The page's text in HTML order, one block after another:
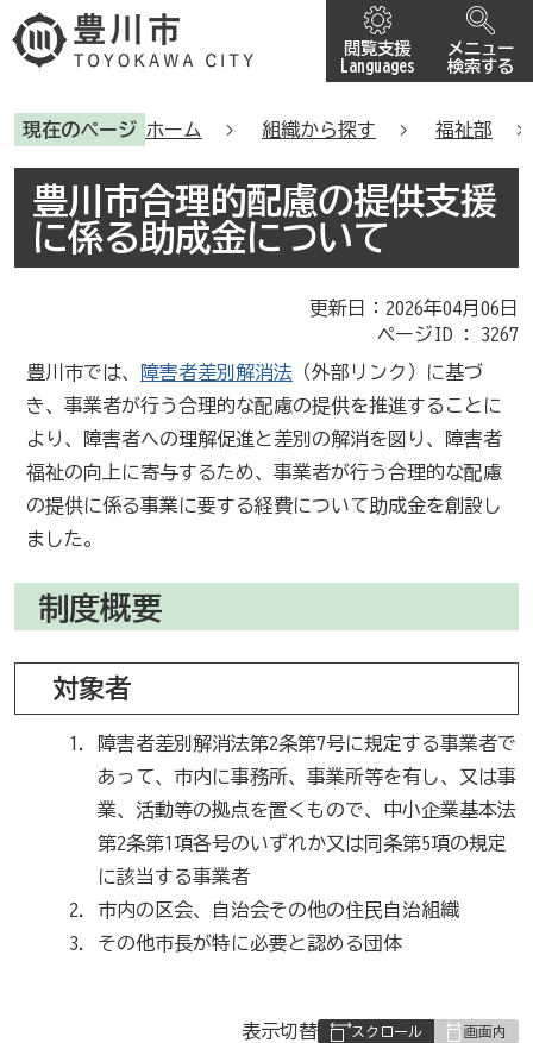
閲覧支援
Languages
メニュー
検索する
現在のページ ホーム 組織から探す 福祉部
豊川市合理的配慮の提供支援
に係る助成金について
更新日：2026年04月06日
ページID : 3267
豊川市では、
障害者差別解消法（外部リンク）
に基づ
き、事業者が行う合理的な配慮の提供を推進することに
より、障害者への理解促進と差別の解消を図り、障害者
福祉の向上に寄与するため、事業者が行う合理的な配慮
の提供に係る事業に要する経費について助成金を創設し
ました。
制度概要
対象者
障害者差別解消法第2条第7号に規定する事業者で
あって、市内に事務所、事業所等を有し、又は事
業、活動等の拠点を置くもので、中小企業基本法
第2条第1項各号のいずれか又は同条第5項の規定
に該当する事業者
市内の区会、自治会その他の住民自治組織
その他市長が特に必要と認める団体
表
表示切替